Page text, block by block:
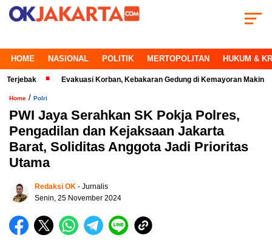
HOME NASIONAL POLITIK MERTOPOLITAN HUKUM &
Evakuasi Korban, Kebakaran Gedung di Kemayoran Makin Kritis
Home / Polri
PWI Jaya Serahkan SK Pokja Polres,
Pengadilan dan Kejaksaan Jakarta
Barat, Soliditas Anggota Jadi Prioritas
Utama
Redaksi OK - Jurnalis
Senin, 25 November 2024